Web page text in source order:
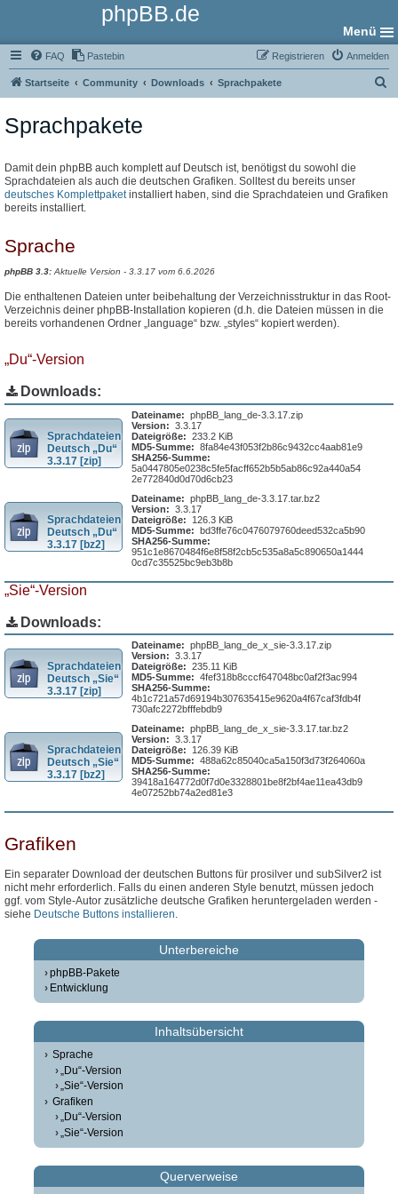
phpBB.de
Menü
FAQ Pastebin Anmelden
Registrieren
Startseite Community Downloads Sprachpakete
Sprachpakete
Damit dein phpBB auch komplett auf Deutsch ist, benötigst du sowohl die
Sprachdateien als auch die deutschen Grafiken. Solltest du bereits unser
deutsches Komplettpaketinstalliert haben, sind die Sprachdateien und Grafiken
bereits installiert.
Sprache
phpBB 3.3:Aktuelle Version - 3.3.17 vom 6.6.2026
Die enthaltenen Dateien unter beibehaltung der Verzeichnisstruktur in das Root-
Verzeichnis deiner phpBB-Installation kopieren (d.h. die Dateien müssen in die
bereits vorhandenen Ordner „language“ bzw. „styles“ kopiert werden).
„Du“-Version
Downloads:
Sprachdateien
Deutsch „Du“
3.3.17 [zip]
Dateiname: phpBB_lang_de-3.3.17.zip
Version: 3.3.17
Dateigröße: 233.2 KiB
MD5-Summe: 8fa84e43f053f2b86c9432cc4aab81e9
SHA256-Summe:
5a0447805e0238c5fe5facff652b5b5ab86c92a440a54
2e772840d0d70d6cb23
Sprachdateien
Deutsch „Du“
3.3.17 [bz2]
Dateiname: phpBB_lang_de-3.3.17.tar.bz2
Version: 3.3.17
Dateigröße:
126.3 KiB
MD5-Summe: bd3ffe76c0476079760deed532ca5b90
SHA256-Summe:
951c1e8670484f6e8f58f2cb5c535a8a5c890650a1444
0cd7c35525bc9eb3b8b
„Sie“-Version
Downloads:
Sprachdateien
Deutsch „Sie“
3.3.17 [zip]
Dateiname: phpBB_lang_de_x_sie-3.3.17.zip
Version: 3.3.17
Dateigröße: 235.11 KiB
MD5-Summe: 4fef318b8cccf647048bc0af2f3ac994
SHA256-Summe:
4b1c721a57d69194b307635415e9620a4f67caf3fdb4f
730afc2272bfffebdb9
Sprachdateien
Deutsch „Sie“
3.3.17 [bz2]
Dateiname: phpBB_lang_de_x_sie-3.3.17.tar.bz2
Version: 3.3.17
Dateigröße:
126.39 KiB
MD5-Summe: 488a62c85040ca5a150f3d73f264060a
SHA256-Summe:
39418a164772d0f7d0e3328801be8f2bf4ae11ea43db9
4e07252bb74a2ed81e3
Grafiken
Ein separater Download der deutschen Buttons für prosilver und subSilver2 ist
nicht mehr erforderlich. Falls du einen anderen Style benutzt, müssen jedoch
ggf. vom Style-Autor zusätzliche deutsche Grafiken heruntergeladen werden -
siehe Deutsche Buttons installieren.
Unterbereiche
phpBB-Pakete
Entwicklung
Inhaltsübersicht
Sprache
„Du“-Version
„Sie“-Version
Grafiken
„Du“-Version
„Sie“-Version
Querverweise